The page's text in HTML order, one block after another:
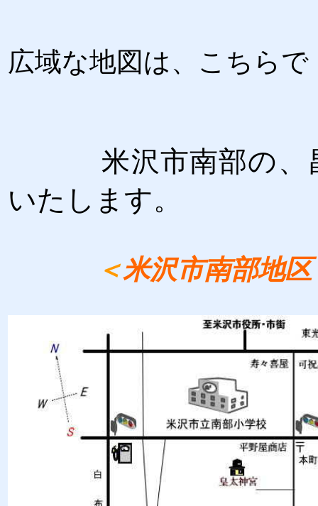
広域な地図は、こちら
米沢市南部の、
いたします。
＜米沢市南部地